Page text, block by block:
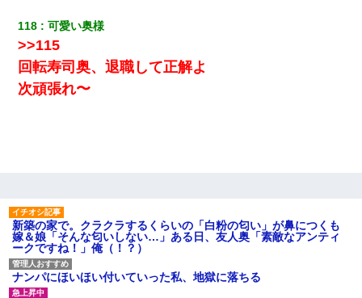
118 可愛い奥様
>>115
回転寿司奥、退職して正解よ
次頑張れ〜
新築の家で。クラクラするくらいの「白粉の匂い」が鼻につくも
嫁＆娘「そんな匂いしない…」ある日、友人奥「素敵なアンティ
ークですね！」俺（！？）
ナンパにほいほい付いていった私、地獄に落ちる